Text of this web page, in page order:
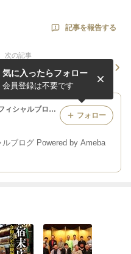
記事を報告する
次の記事
鶴光の会その２３（2026年4
月30日月島社会教育会館）
公演終了
有限会社宮岡博英事務所オフィシャルブログ Powered by Ameba
ブログ Powered by Ameba
気に入ったらフォロー
会員登録は不要です
フォロー